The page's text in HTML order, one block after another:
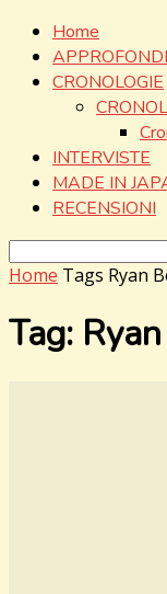
Home
CRONOLOGIE
INTERVISTE
MADE IN
RECENSIONI
Home Tags Ryan
Tag: